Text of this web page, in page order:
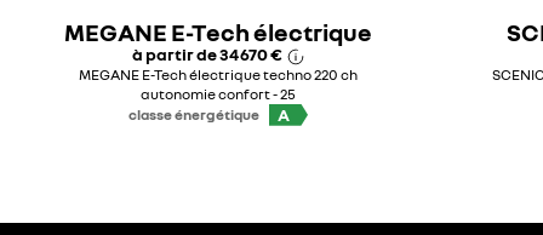
MEGANE E-Tech électrique
à partir de34 670 €
MEGANE E-Tech électrique techno 220 ch
autonomie confort - 25
classe énergétique
A